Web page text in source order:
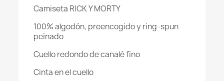
Camiseta RICK Y MORTY
100% algodón, preencogido y ring-spun
peinado
Cuello redondo de canalé fino
Cinta en el cuello